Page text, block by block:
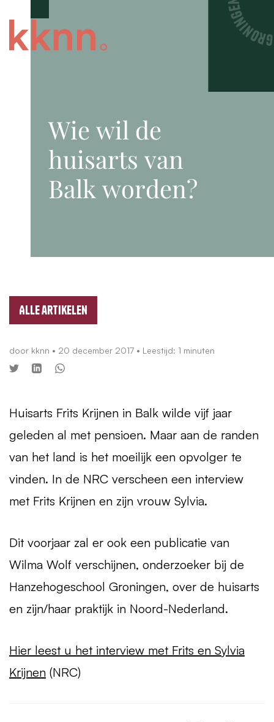
Wie wil de
huisarts van
Balk worden?
Alle artikelen
door kknn • 20 december 2017 • Leestijd: 1 minuten
Huisarts Frits Krijnen in Balk wilde vijf jaar
geleden al met pensioen. Maar aan de randen
van het land is het moeilijk een opvolger te
vinden. In de NRC verscheen een interview
met Frits Krijnen en zijn vrouw Sylvia.
Dit voorjaar zal er ook een publicatie van
Wilma Wolf verschijnen, onderzoeker bij de
Hanzehogeschool Groningen, over de huisarts
en zijn/haar praktijk in Noord-Nederland.
Hier leest u het interview met Frits en Sylvia
Krijnen (NRC)